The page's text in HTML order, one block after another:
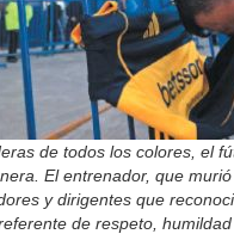
de todos los colores, el
El entrenador, que
y dirigentes que
de respeto,